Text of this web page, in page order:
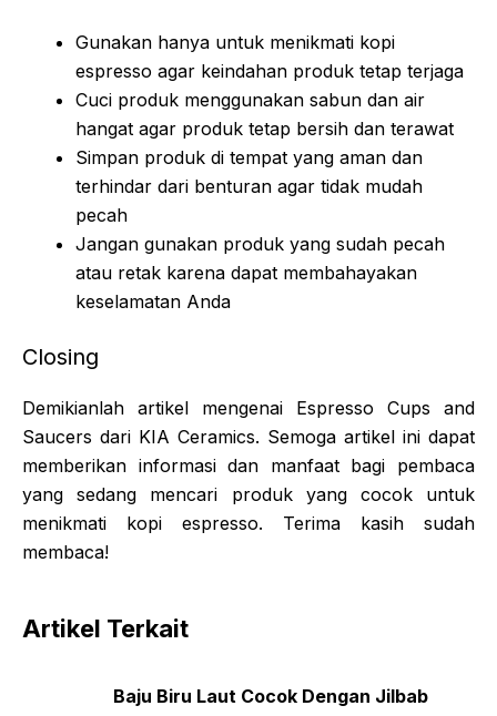
Gunakan hanya untuk menikmati kopi
espresso agar keindahan produk tetap terjaga
Cuci produk menggunakan sabun dan air
hangat agar produk tetap bersih dan terawat
Simpan produk di tempat yang aman dan
terhindar dari benturan agar tidak mudah
pecah
Jangan gunakan produk yang sudah pecah
atau retak karena dapat membahayakan
keselamatan Anda
Closing
Demikianlah artikel mengenai Espresso Cups and
Saucers dari KIA Ceramics. Semoga artikel ini dapat
memberikan informasi dan manfaat bagi pembaca
yang sedang mencari produk yang cocok untuk
menikmati kopi espresso. Terima kasih sudah
membaca!
Artikel Terkait
Baju Biru Laut Cocok Dengan Jilbab